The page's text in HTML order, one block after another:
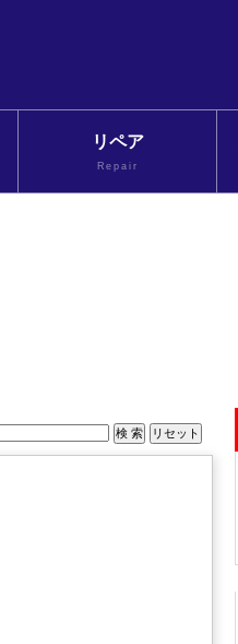
リペア
Repair